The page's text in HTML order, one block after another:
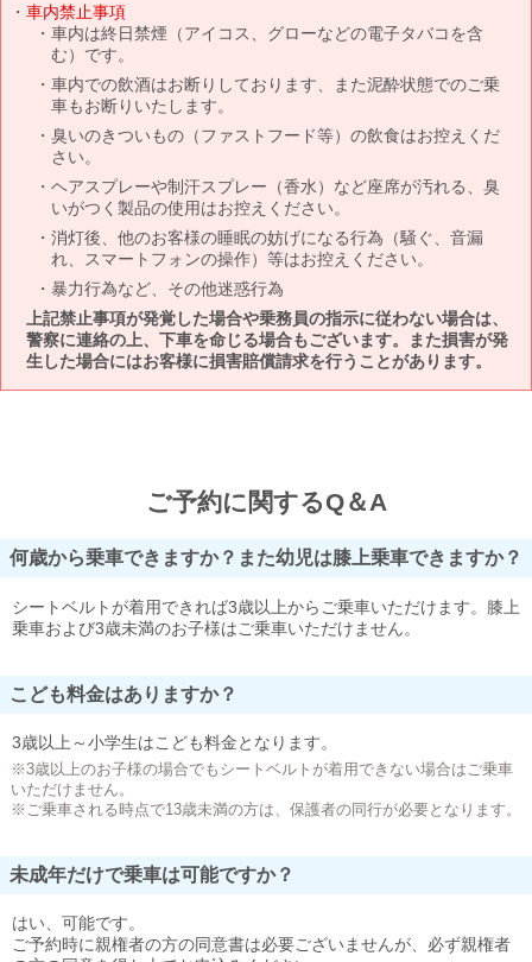
車内禁止事項
車内は終日禁煙（アイコス、グローなどの電子タバコを含
む）です。
車内での飲酒はお断りしております、また泥酔状態でのご乗
車もお断りいたします。
臭いのきついもの（ファストフード等）の飲食はお控えくだ
さい。
ヘアスプレーや制汗スプレー（香水）など座席が汚れる、臭
いがつく製品の使用はお控えください。
消灯後、他のお客様の睡眠の妨げになる行為（騒ぐ、音漏
れ、スマートフォンの操作）等はお控えください。
暴力行為など、その他迷惑行為
上記禁止事項が発覚した場合や乗務員の指示に従わない場合は、
警察に連絡の上、下車を命じる場合もございます。また損害が発
生した場合にはお客様に損害賠償請求を行うことがあります。
ご予約に関するQ＆A
何歳から乗車できますか？また幼児は膝上乗車できますか？
シートベルトが着用できれば3歳以上からご乗車いただけます。膝上
乗車および3歳未満のお子様はご乗車いただけません。
こども料金はありますか？
3歳以上～小学生はこども料金となります。
※3歳以上のお子様の場合でもシートベルトが着用できない場合はご乗車
いただけません。
※ご乗車される時点で13歳未満の方は、保護者の同行が必要となります。
未成年だけで乗車は可能ですか？
はい、可能です。
ご予約時に親権者の方の同意書は必要ございませんが、必ず親権者